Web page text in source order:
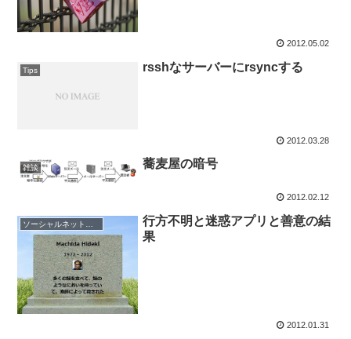
2012.05.02
Tips rsshなサーバーにrsyncする
2012.03.28
雑談 蕎麦屋の暗号
2012.02.12
ソーシャルネットワーク
行方不明と迷惑アプリと善意の結
果
2012.01.31